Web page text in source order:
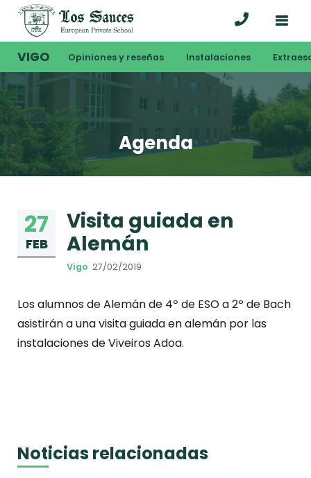
VIGO Opiniones y reseñas Instalaciones
Agenda
27
FEB
Visita guiada en
Alemán
Vigo 27/02/2019
Los alumnos de Alemán de 4º de ESO a 2º de Bach
asistirán a una visita guiada en alemán por las
instalaciones de Viveiros Adoa.
Noticias relacionadas